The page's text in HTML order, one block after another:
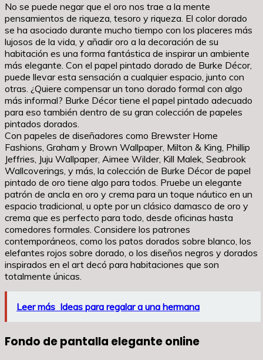
No se puede negar que el oro nos trae a la mente
pensamientos de riqueza, tesoro y riqueza. El color dorado
se ha asociado durante mucho tiempo con los placeres más
lujosos de la vida, y añadir oro a la decoración de su
habitación es una forma fantástica de inspirar un ambiente
más elegante. Con el papel pintado dorado de Burke Décor,
puede llevar esta sensación a cualquier espacio, junto con
otras. ¿Quiere compensar un tono dorado formal con algo
más informal? Burke Décor tiene el papel pintado adecuado
para eso también dentro de su gran colección de papeles
pintados dorados.
Con papeles de diseñadores como Brewster Home
Fashions, Graham y Brown Wallpaper, Milton & King, Phillip
Jeffries, Juju Wallpaper, Aimee Wilder, Kill Malek, Seabrook
Wallcoverings, y más, la colección de Burke Décor de papel
pintado de oro tiene algo para todos. Pruebe un elegante
patrón de ancla en oro y crema para un toque náutico en un
espacio tradicional, u opte por un clásico damasco de oro y
crema que es perfecto para todo, desde oficinas hasta
comedores formales. Considere los patrones
contemporáneos, como los patos dorados sobre blanco, los
elefantes rojos sobre dorado, o los diseños negros y dorados
inspirados en el art decó para habitaciones que son
totalmente únicas.
Leer más Ideas para regalar a una hermana
Fondo de pantalla elegante online